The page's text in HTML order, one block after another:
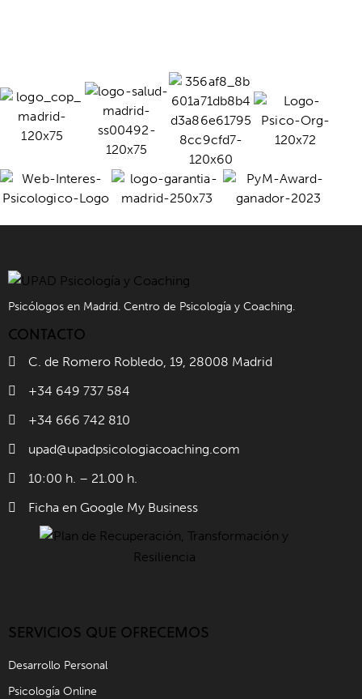
Psicólogos en Madrid. Centro de Psicología y Coaching.
CONTACTO
C. de Romero Robledo, 19, 28008 Madrid
+34 649 737 584
+34 666 742 810
upad@upadpsicologiacoaching.com
10:00 h. – 21.00 h.
Ficha en Google My Business
SERVICIOS QUE OFRECEMOS
Desarrollo Personal
Psicología Online